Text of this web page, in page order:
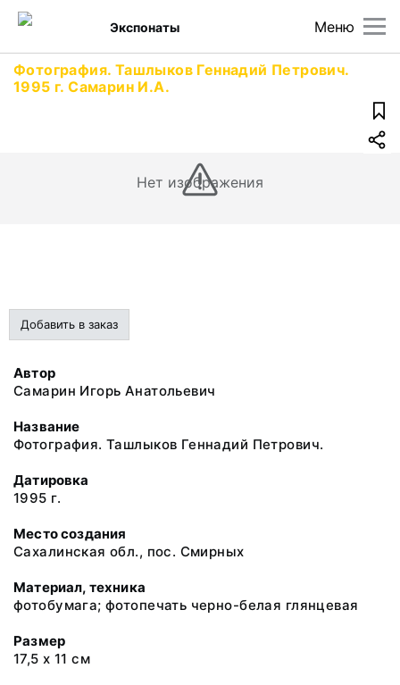
Меню
Экспонаты
Фотография. Ташлыков Геннадий Петрович.
1995 г. Самарин И.А.
Нет изображения
Добавить в заказ
Автор
Самарин Игорь Анатольевич
Название
Фотография. Ташлыков Геннадий Петрович.
Датировка
1995 г.
Место создания
Сахалинская обл., пос. Смирных
Материал, техника
фотобумага; фотопечать черно-белая глянцевая
Размер
17,5 х 11 см